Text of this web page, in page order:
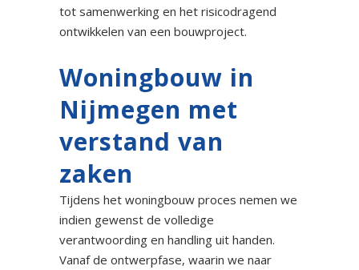
tot samenwerking en het risicodragend
ontwikkelen van een bouwproject.
Woningbouw in
Nijmegen met
verstand van
zaken
Tijdens het woningbouw proces nemen we
indien gewenst de volledige
verantwoording en handling uit handen.
Vanaf de ontwerpfase, waarin we naar